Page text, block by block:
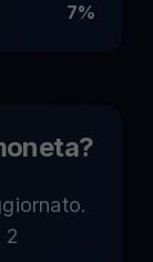
7%
?
2